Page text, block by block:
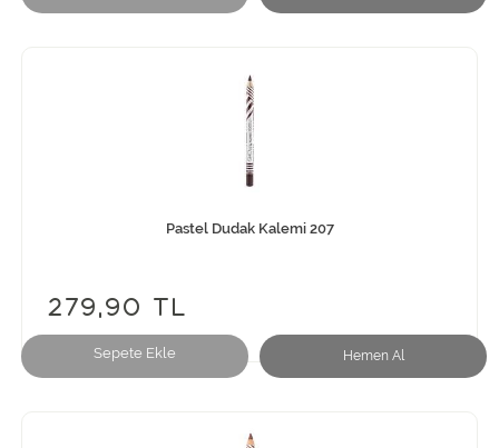
Sepete Ekle Hemen Al
Pastel Dudak Kalemi 207
279,90 TL